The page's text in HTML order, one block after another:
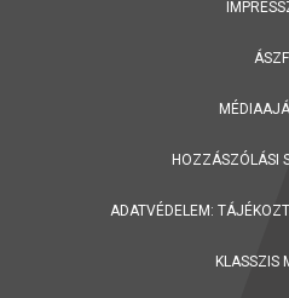
ÁSZF
HOZZÁSZÓLÁSI
ADATVÉDELEM:
KLASSZIS